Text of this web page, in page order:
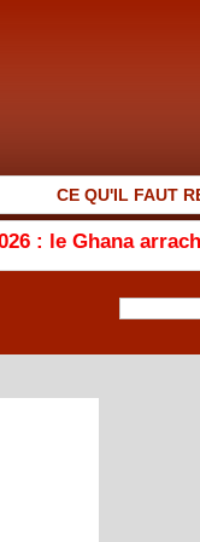
CE QU'IL FAUT
arrache sa